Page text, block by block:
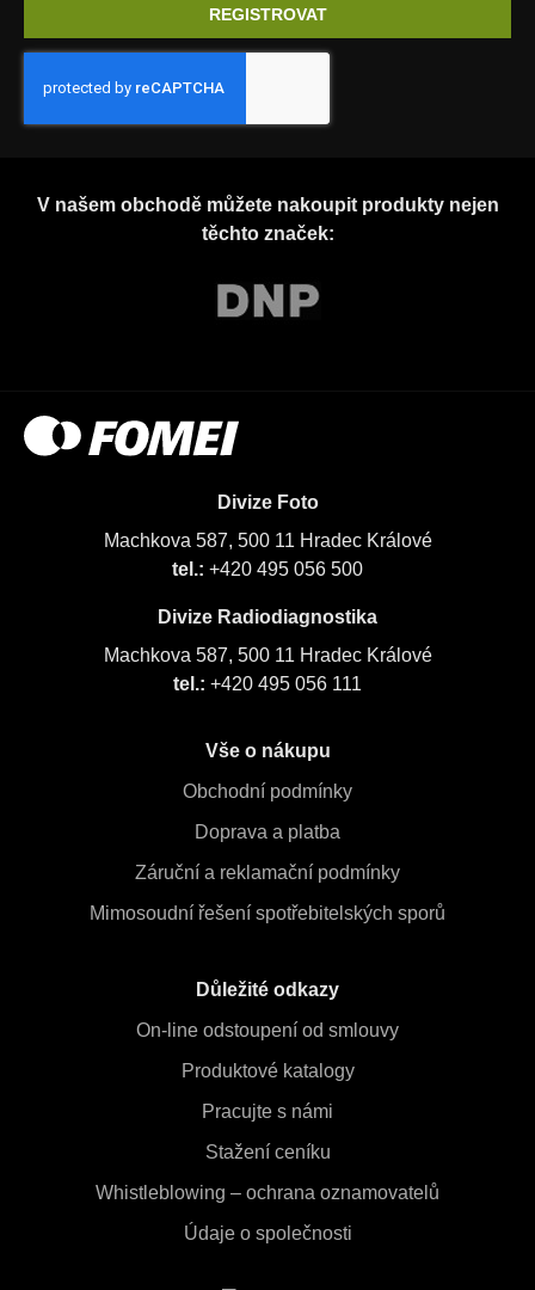
REGISTROVAT
V našem obchodě můžete nakoupit produkty nejen
těchto značek:
Divize Foto
Machkova 587, 500 11 Hradec Králové
tel.: +420 495 056 500
Divize Radiodiagnostika
Machkova 587, 500 11 Hradec Králové
tel.: +420 495 056 111
Vše o nákupu
Obchodní podmínky
Doprava a platba
Záruční a reklamační podmínky
Mimosoudní řešení spotřebitelských sporů
Důležité odkazy
On-line odstoupení od smlouvy
Produktové katalogy
Pracujte s námi
Stažení ceníku
Whistleblowing – ochrana oznamovatelů
Údaje o společnosti